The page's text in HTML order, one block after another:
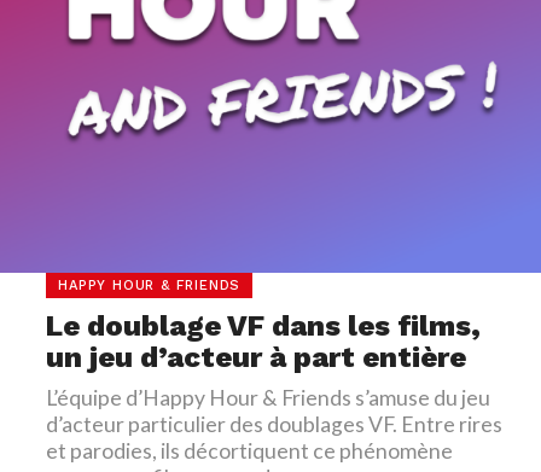
HAPPY HOUR & FRIENDS
Le doublage VF dans les films,
un jeu d’acteur à part entière
L’équipe d’Happy Hour & Friends s’amuse du jeu
d’acteur particulier des doublages VF. Entre rires
et parodies, ils décortiquent ce phénomène